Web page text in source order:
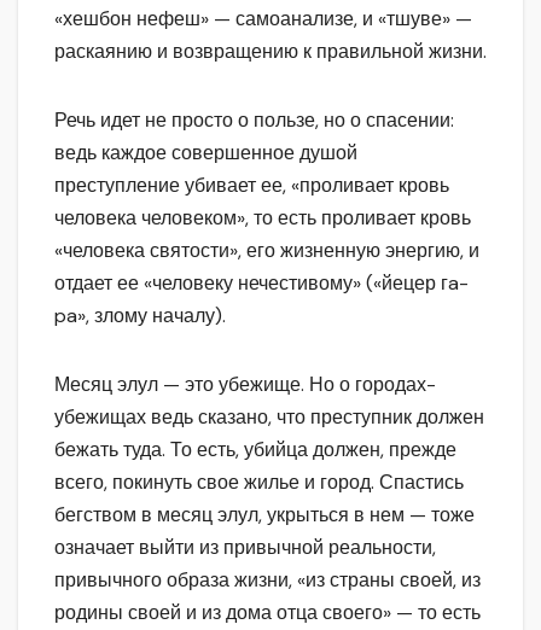
«хешбон нефеш» — самоанализе, и «тшуве» —
раскаянию и возвращению к правильной жизни.
Речь идет не просто о пользе, но о спасении:
ведь каждое совершенное душой
преступление убивает ее, «проливает кровь
человека человеком», то есть проливает кровь
«человека святости», его жизненную энергию, и
отдает ее «человеку нечестивому» («йецер гa-
pa», злому началу).
Месяц элул — это убежище. Но о городах-
убежищах ведь сказано, что преступник должен
бежать туда. То есть, убийца должен, прежде
всего, покинуть свое жилье и город. Спастись
бегством в месяц элул, укрыться в нем — тоже
означает выйти из привычной реальности,
привычного образа жизни, «из страны своей, из
родины своей и из дома отца своего» — то есть